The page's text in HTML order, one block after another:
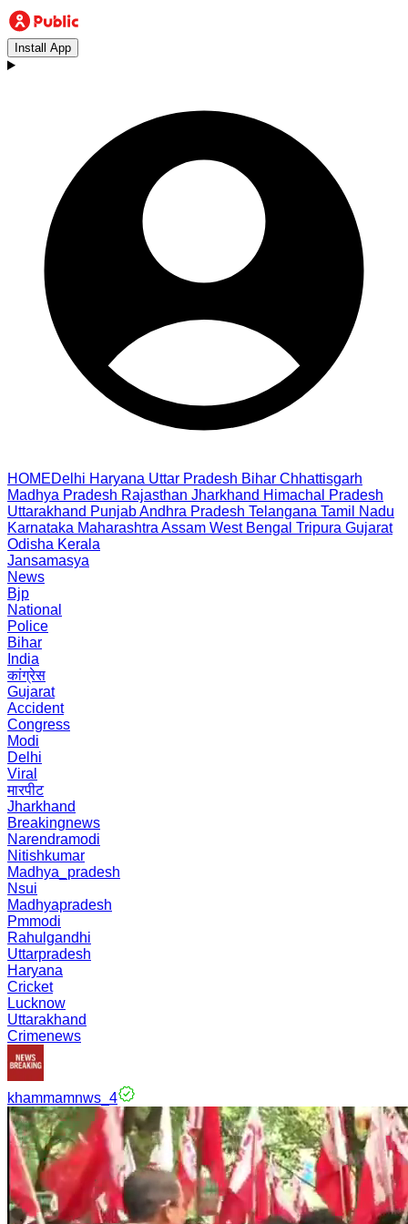
Install App
HOMEDelhi Haryana Uttar Pradesh Bihar Chhattisgarh
Madhya Pradesh Rajasthan Jharkhand Himachal Pradesh
Uttarakhand PunjabAndhra Pradesh Telangana Tamil Nadu
Karnataka Maharashtra Assam West Bengal Tripura Gujarat
Odisha Kerala
Jansamasya
News
Bjp
National
Police
Bihar
India
कांग्रेस
Gujarat
Accident
Congress
Modi
Delhi
Viral
मारपीट
Jharkhand
Breakingnews
Narendramodi
Nitishkumar
Madhya_pradesh
Nsui
Madhyapradesh
Pmmodi
Rahulgandhi
Uttarpradesh
Haryana
Cricket
Lucknow
Uttarakhand
Crimenews
khammamnws_4